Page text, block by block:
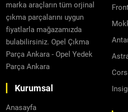
marka araçların tüm orjinal
çıkma parçalarını uygun
fiyatlarla mağazamızda
bulabilirsiniz. Opel Çıkma
Parça Ankara - Opel Yedek
Parça Ankara
Kurumsal
Anasayfa